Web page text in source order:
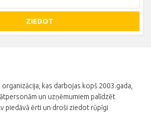
ZIEDOT
kas darbojas kopš 2003.gada,
un uzņēmumiem palīdzēt
piedāvā ērti un droši ziedot rūpīgi